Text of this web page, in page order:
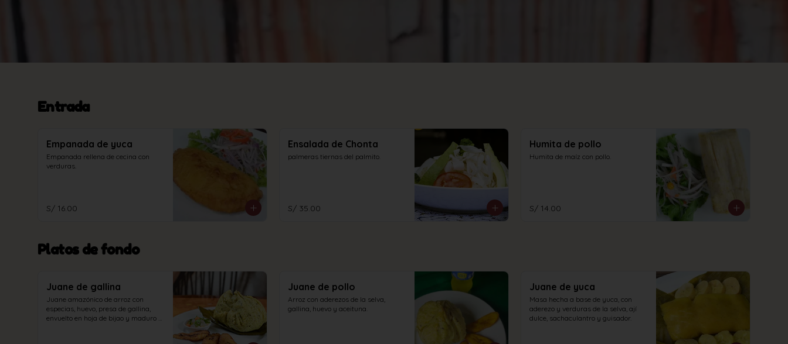
Entrada
Empanada de yuca
Empanada rellena de cecina con
verduras.
S/ 16.00
Ensalada de Chonta
palmeras tiernas del palmito.
S/ 35.00
Humita de pollo
Humita de maíz con pollo.
S/ 14.00
Platos de fondo
Juane de gallina
Juane amazónico de arroz con
especias, huevo, presa de gallina,
envuelto en hoja de bijao y maduro
Juane de pollo
Arroz con aderezos de la selva,
gallina, huevo y aceituna.
Juane de yuca
Masa hecha a base de yuca, con
aderezo y verduras de la selva, ají
dulce, sachaculantro y guisador.